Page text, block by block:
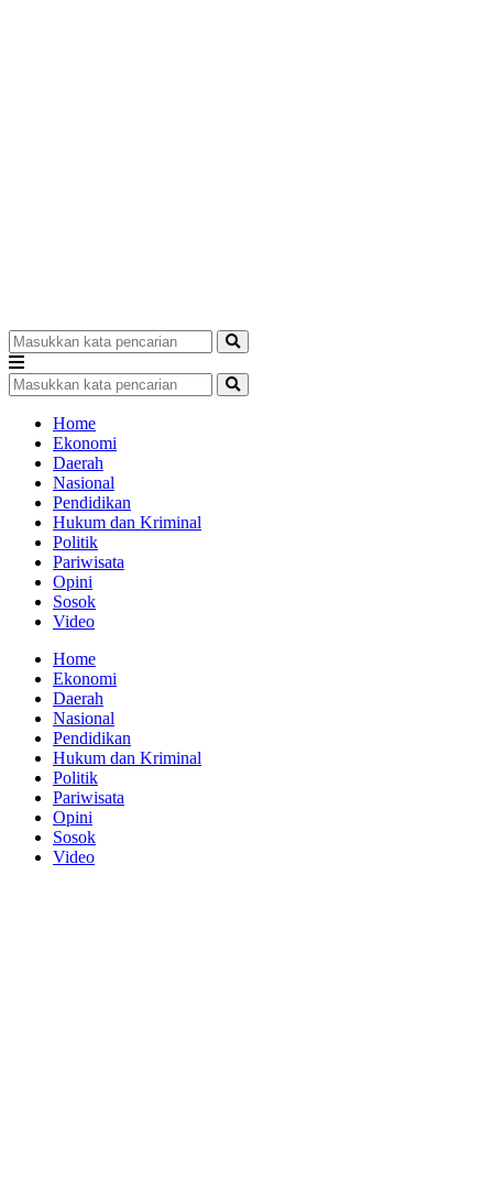
Home
Ekonomi
Daerah
Nasional
Pendidikan
Hukum dan Kriminal
Politik
Pariwisata
Opini
Sosok
Video
Home
Ekonomi
Daerah
Nasional
Pendidikan
Hukum dan Kriminal
Politik
Pariwisata
Opini
Sosok
Video